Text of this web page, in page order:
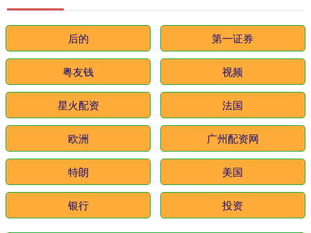
后的 第一证券
粤友钱 视频
星火配资 法国
欧洲 广州配资网
特朗 美国
银行 投资